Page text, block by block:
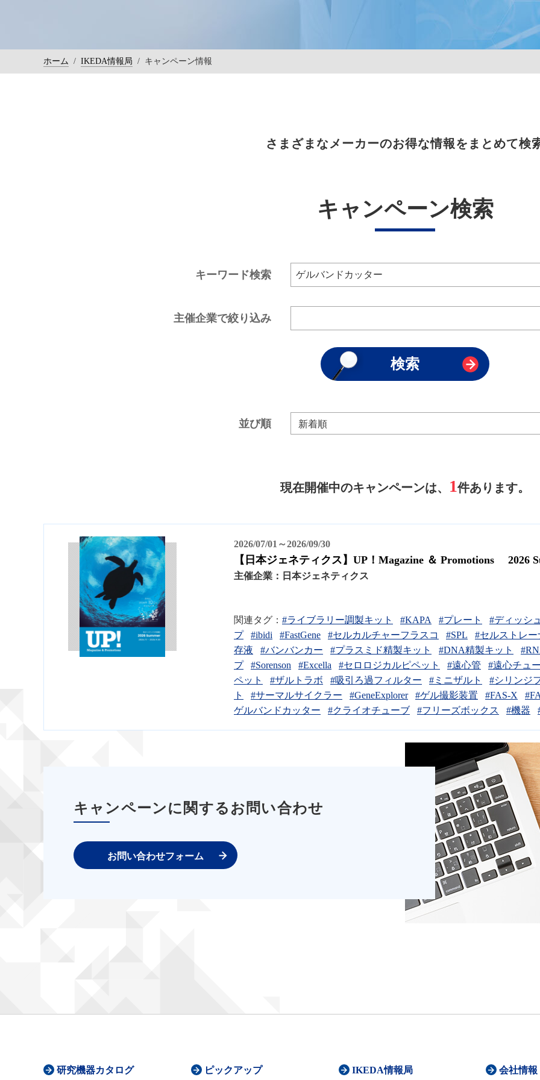
ホーム / IKEDA情報局 / キャンペーン情報
さまざまなメーカーのお得な情報をまとめて検
キャンペーン検索
キーワード検索
主催企業で絞り込み
並び順
現在開催中のキャンペーンは、 1件あります。
2026/07/01～2026/09/30
【日本ジェネティクス】UP！Magazine ＆ Promotions 2026
主催企業： 日本ジェネティクス
関連タグ： #ライブラリー調製キット #KAPA #プレート
#ディッシ
プ
#ibidi #FastGene #セルカルチャーフラスコ #SPL
#セルストレ
存液
#バンバンカー #プラスミド精製キット #DNA精製キット
プ
#Sorenson #Excella #セロロジカルピペット #遠心管
#遠心チュ
ペット
#ザルトラボ #吸引ろ過フィルター #ミニザルト
#シリンジ
ト
#サーマルサイクラー #GeneExplorer #ゲル撮影装置 #FAS-X
ゲルバンドカッター
#クライオチューブ #フリーズボックス #機器
キャンペーンに関するお問い合わせ
お問い合わせフォーム
研究機器カタログ ピックアップ IKEDA情報局 会社情報